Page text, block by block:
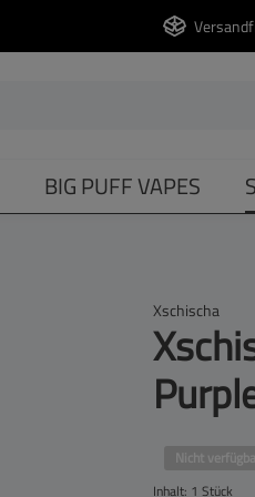
BIG PUFF VAPES
Xschischa
Nicht
Inhalt: 1 Stück